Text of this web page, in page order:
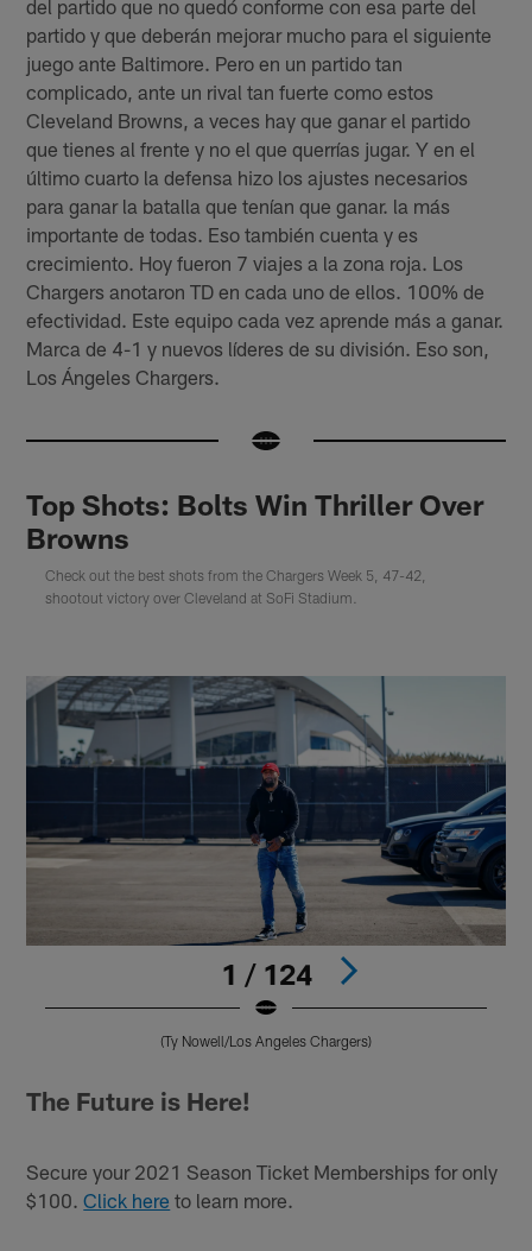
del partido que no quedó conforme con esa parte del
partido y que deberán mejorar mucho para el siguiente
juego ante Baltimore. Pero en un partido tan
complicado, ante un rival tan fuerte como estos
Cleveland Browns, a veces hay que ganar el partido
que tienes al frente y no el que querrías jugar. Y en el
último cuarto la defensa hizo los ajustes necesarios
para ganar la batalla que tenían que ganar. la más
importante de todas. Eso también cuenta y es
crecimiento. Hoy fueron 7 viajes a la zona roja. Los
Chargers anotaron TD en cada uno de ellos. 100% de
efectividad. Este equipo cada vez aprende más a ganar.
Marca de 4-1 y nuevos líderes de su división. Eso son,
Los Ángeles Chargers.
Top Shots: Bolts Win Thriller Over
Browns
Check out the best shots from the Chargers Week 5, 47-42,
shootout victory over Cleveland at SoFi Stadium.
1 / 124
(Ty Nowell/Los Angeles Chargers)
The Future is Here!
Secure your 2021 Season Ticket Memberships for only
$100.Click here to learn more.